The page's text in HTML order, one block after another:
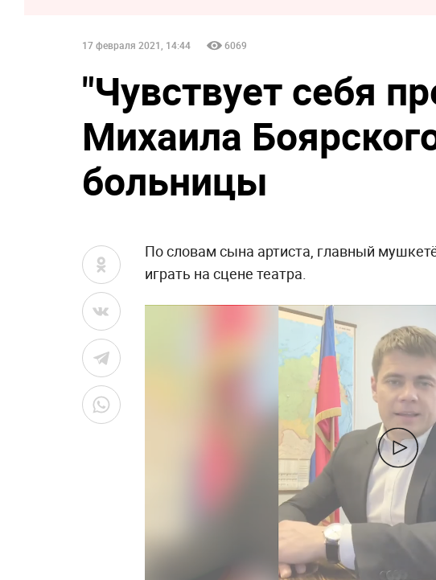
17 февраля 2021, 14:44 6069
"Чувствует себя
Михаила
больницы
По словам сына артиста, главный
играть на сцене театра.